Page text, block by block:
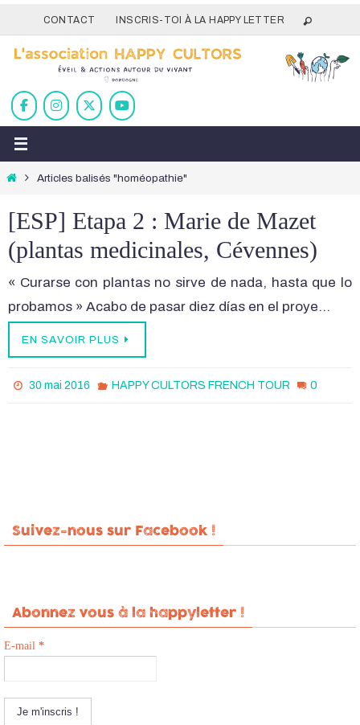
vers
contenu
CONTACT INSCRIS-TOI À LA HAPPY LETTER
HomeArticles balisés "homéopathie"
[ESP] Etapa 2 : Marie de Mazet
(plantas medicinales, Cévennes)
« Curarse con plantas no sirve de nada, hasta que lo
probamos » Acabo de pasar diez días en el proye…
EN SAVOIR PLUS
30 mai 2016 HAPPY CULTORS FRENCH TOUR 0
Suivez-nous sur Facebook !
Abonnez vous à la happyletter !
E-mail *